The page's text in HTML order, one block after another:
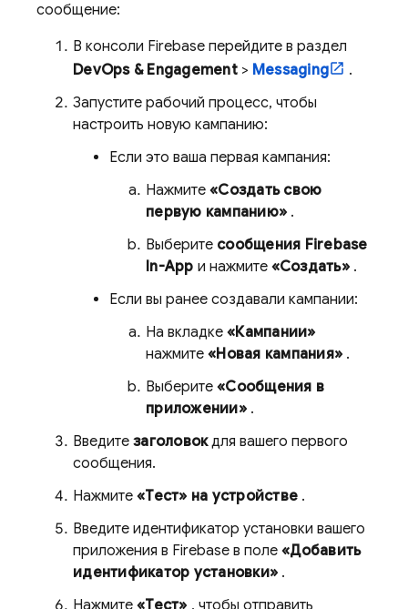
сообщение:
В консоли Firebase перейдите в раздел
DevOps & Engagement> Messaging
.
Запустите рабочий процесс, чтобы
настроить новую кампанию:
Если это ваша первая кампания:
Нажмите «Создать свою
первую кампанию» .
Выберите сообщения Firebase
In-App и нажмите «Создать».
Если вы ранее создавали кампании:
На вкладке «Кампании»
нажмите «Новая кампания» .
Выберите «Сообщения в
приложении».
Введите заголовокдля вашего первого
сообщения.
Нажмите «Тест» на устройстве .
Введите идентификатор установки вашего
приложения в Firebase в поле «Добавить
идентификатор установки» .
Нажмите «Тест» , чтобы отправить